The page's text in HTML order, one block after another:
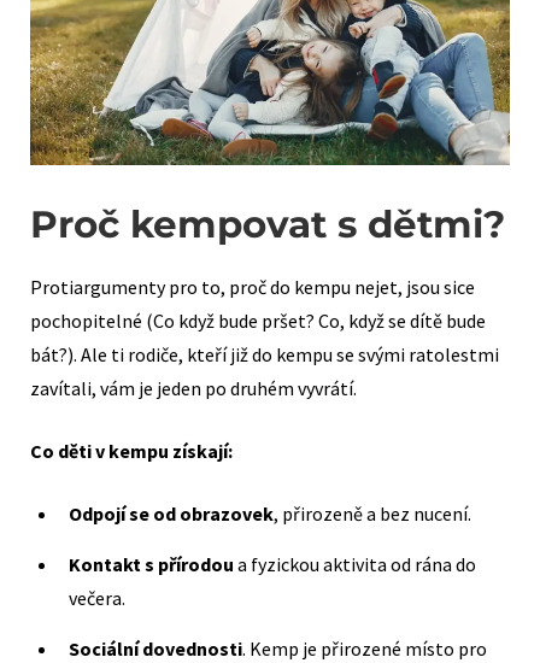
Proč kempovat s dětmi?
Protiargumenty pro to, proč do kempu nejet, jsou sice
pochopitelné (Co když bude pršet? Co, když se dítě bude
bát?). Ale ti rodiče, kteří již do kempu se svými ratolestmi
zavítali, vám je jeden po druhém vyvrátí.
Co děti v kempu získají:
Odpojí se od obrazovek, přirozeně a bez nucení.
Kontakt s přírodou a fyzickou aktivita od rána do
večera.
Sociální dovednosti. Kemp je přirozené místo pro